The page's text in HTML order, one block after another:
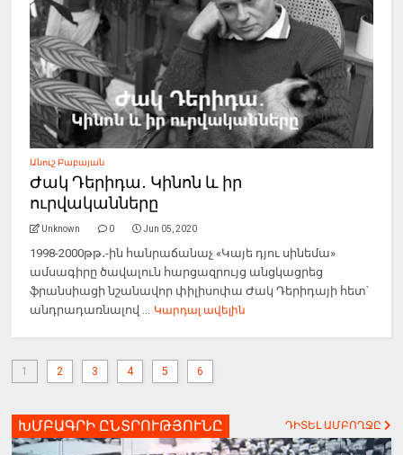
Անուշ Բաբայան
Ժակ Դերիդա․ Կինոն և իր
ուրվականները
Unknown 0 Jun 05, 2020
1998-2000թթ․-ին հանրաճանաչ «Կայե դյու սինեմա»
ամսագիրը ծավալուն հարցազրույց անցկացրեց
ֆրանսիացի նշանավոր փիլիսոփա Ժակ Դերիդայի հետ՝
անդրադառնալով ... Կարդալ ավելին
1 2 3 4 5 6
ԽՄԲԱԳՐԻ ԸՆՏՐՈՒԹՅՈՒՆԸ ԴԻՏԵԼ ԱՄԲՈՂՋԸ